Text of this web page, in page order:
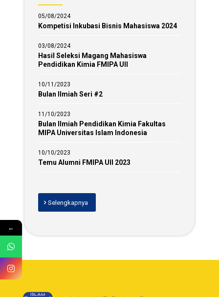
05/08/2024
Kompetisi Inkubasi Bisnis Mahasiswa 2024
03/08/2024
Hasil Seleksi Magang Mahasiswa
Pendidikan Kimia FMIPA UII
10/11/2023
Bulan Ilmiah Seri #2
11/10/2023
Bulan Ilmiah Pendidikan Kimia Fakultas
MIPA Universitas Islam Indonesia
10/10/2023
Temu Alumni FMIPA UII 2023
Selengkapnya
←